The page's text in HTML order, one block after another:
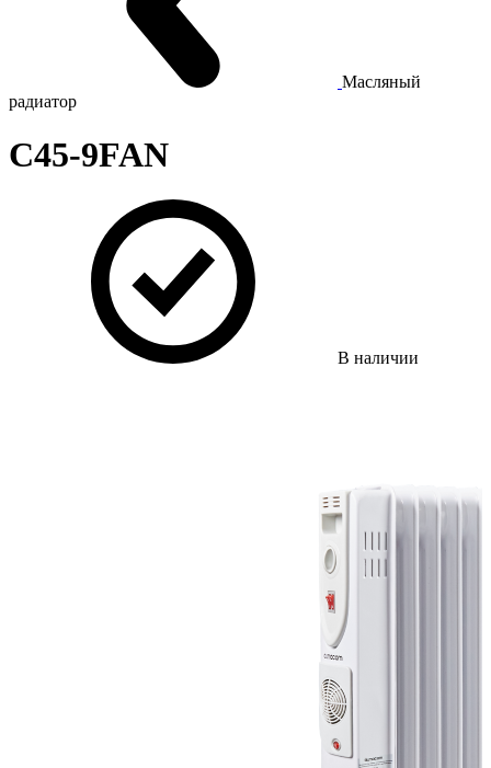
Масляный
радиатор
C45-9FAN
В наличии